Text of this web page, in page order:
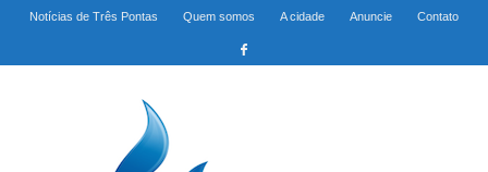
Notícias de Três Pontas Quem somos A cidade Anuncie Contato